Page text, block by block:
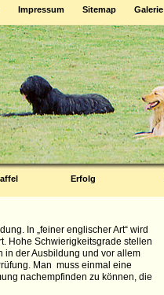
Impressum Sitemap Galerie
Erfolg
In „feiner englischer Art“ wird
Hohe Schwierigkeitsgrade stellen
in der Ausbildung und vor allem
Man muss einmal eine
nachempfinden zu können, die